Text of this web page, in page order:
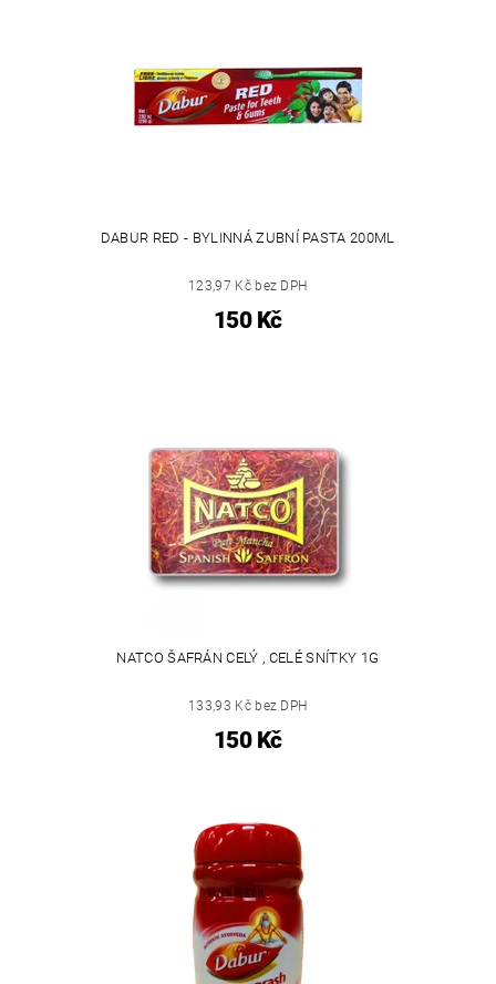
DABUR RED - BYLINNÁ ZUBNÍ PASTA 200ML
123,97 Kč bez DPH
150 Kč
NATCO ŠAFRÁN CELÝ , CELÉ SNÍTKY 1G
133,93 Kč bez DPH
150 Kč